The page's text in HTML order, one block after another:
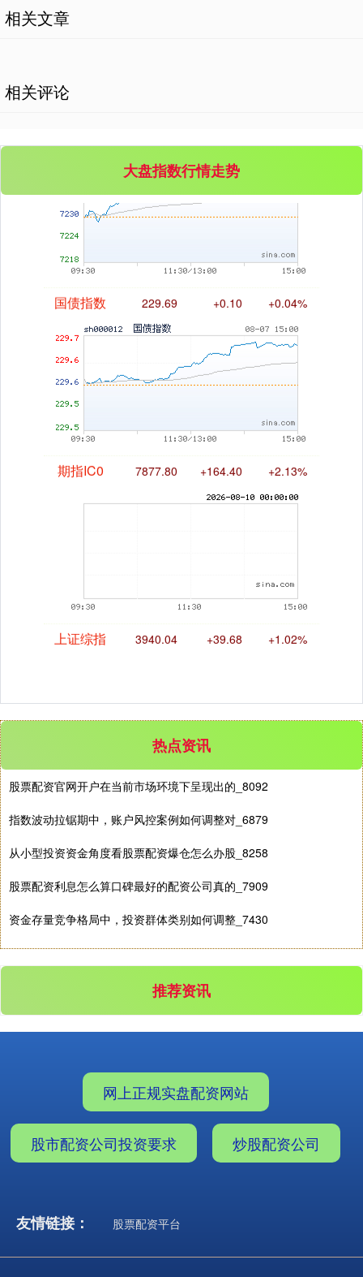
相关文章
相关评论
大盘指数行情走势
基金指数 7242.10 +12.30 +0.17%
国债指数
期指IC0
上证综指
深证成指 14311.01 +200.89
4694.44 +43.13
北证50 1134.24 +11.37 +1.01%
热点资讯
股票配资官网开户在当前市场环境下呈现出的_8092
指数波动拉锯期中，账户风控案例如何调整对_6879
从小型投资资金角度看股票配资爆仓怎么办股_8258
股票配资利息怎么算口碑最好的配资公司真的_7909
资金存量竞争格局中，投资群体类别如何调整_7430
推荐资讯
网上正规实盘配资网站
股市配资公司投资要求 炒股配资公司
友情链接： 股票配资平台